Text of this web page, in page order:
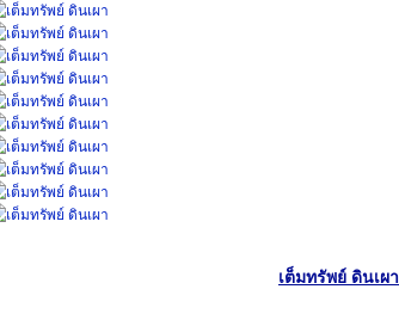
เต็มทรัพย์ ดินเผ